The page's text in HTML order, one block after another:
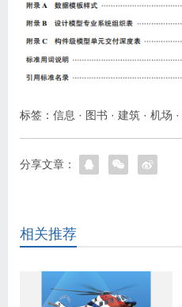
标签： 信息 · 图书 · 建筑 · 机场 ·
分享文章：
相关推荐